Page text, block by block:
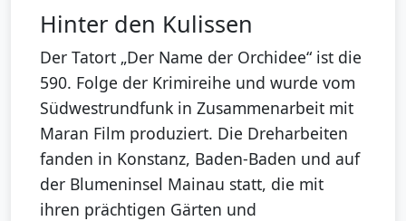
Hinter den Kulissen
Der Tatort „Der Name der Orchidee“ ist die
590. Folge der Krimireihe und wurde vom
Südwestrundfunk in Zusammenarbeit mit
Maran Film produziert. Die Dreharbeiten
fanden in Konstanz, Baden-Baden und auf
der Blumeninsel Mainau statt, die mit
ihren prächtigen Gärten und